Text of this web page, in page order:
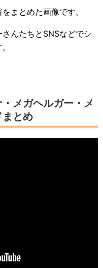
まとめた画像です。
んたちとSNSなどでシ
・メガヘルガー・メ
まとめ